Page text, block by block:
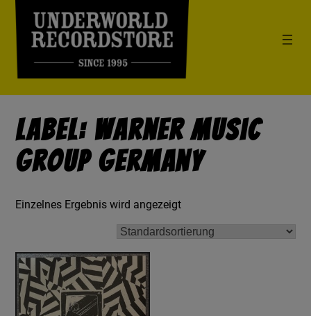
Label: Warner Music
Group Germany
Einzelnes Ergebnis wird angezeigt